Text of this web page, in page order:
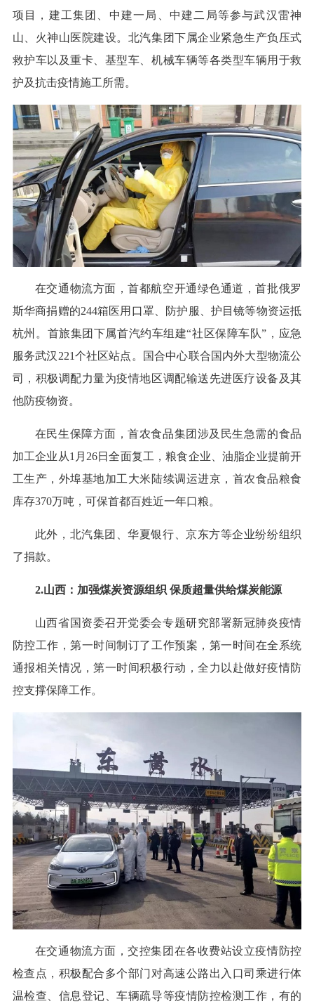
项目，建工集团、中建一局、中建二局等参与武汉雷神
山、火神山医院建设。北汽集团下属企业紧急生产负压式
救护车以及重卡、基型车、机械车辆等各类型车辆用于救
护及抗击疫情施工所需。
在交通物流方面，首都航空开通绿色通道，首批俄罗
斯华商捐赠的244箱医用口罩、防护服、护目镜等物资运抵
杭州。首旅集团下属首汽约车组建“社区保障车队”，应急
服务武汉221个社区站点。国合中心联合国内外大型物流公
司，积极调配力量为疫情地区调配输送先进医疗设备及其
他防疫物资。
在民生保障方面，首农食品集团涉及民生急需的食品
加工企业从1月26日全面复工，粮食企业、油脂企业提前开
工生产，外埠基地加工大米陆续调运进京，首农食品粮食
库存370万吨，可保首都百姓近一年口粮。
此外，北汽集团、华夏银行、京东方等企业纷纷组织
了捐款。
2.山西：加强煤炭资源组织 保质超量供给煤炭能源
山西省国资委召开党委会专题研究部署新冠肺炎疫情
防控工作，第一时间制订了工作预案，第一时间在全系统
通报相关情况，第一时间积极行动，全力以赴做好疫情防
控支撑保障工作。
在交通物流方面，交控集团在各收费站设立疫情防控
检查点，积极配合多个部门对高速公路出入口司乘进行体
温检查、信息登记、车辆疏导等疫情防控检测工作，有的